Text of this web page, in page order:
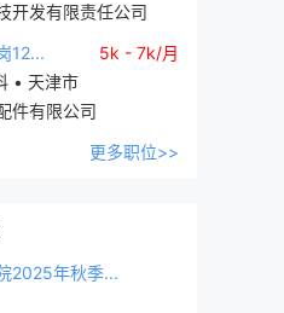
开发有限责任公司
12...
5k - 7k/月
• 天津市
件有限公司
更多职位>>
2025年秋季...